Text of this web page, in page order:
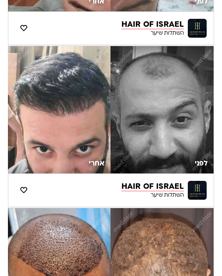
HAIR OF ISRAEL
השתלות שיער
לפני אחרי
HAIR OF ISRAEL
השתלות שיער